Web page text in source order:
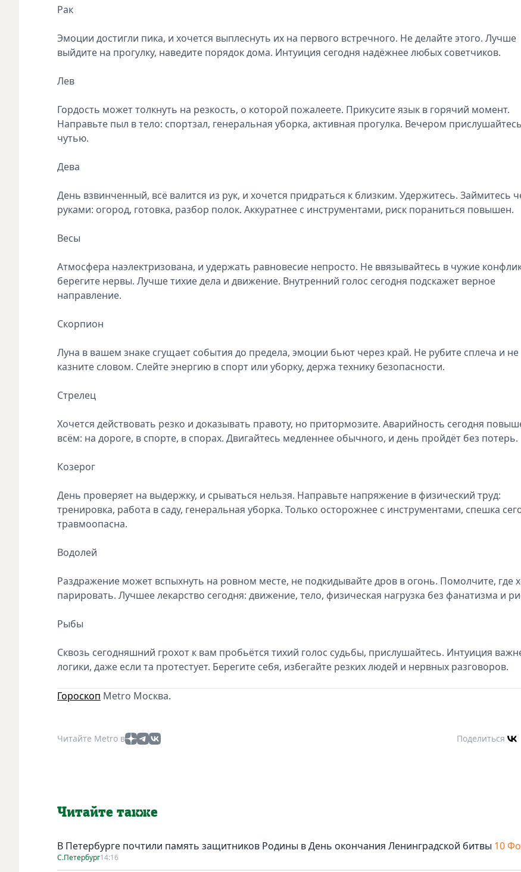
Рак
Эмоции достигли пика, и хочется выплеснуть их на первого встречного. Не делайте этого. Лучше
выйдите на прогулку, наведите порядок дома. Интуиция сегодня надёжнее любых советчиков.
Лев
Гордость может толкнуть на резкость, о которой пожалеете. Прикусите язык в горячий момент.
Направьте пыл в тело: спортзал, генеральная уборка, активная прогулка. Вечером
чутью.
Дева
День взвинченный, всё валится из рук, и хочется придраться к близким. Удержитесь. Займитесь
руками: огород, готовка, разбор полок. Аккуратнее с инструментами, риск пораниться повышен.
Весы
Атмосфера наэлектризована, и удержать равновесие непросто. Не ввязывайтесь в чужие
берегите нервы. Лучше тихие дела и движение. Внутренний голос сегодня подскажет верное
направление.
Скорпион
Луна в вашем знаке сгущает события до предела, эмоции бьют через край. Не рубите сплеча и не
казните словом. Слейте энергию в спорт или уборку, держа технику безопасности.
Стрелец
Хочется действовать резко и доказывать правоту, но притормозите. Аварийность сегодня
всём: на дороге, в спорте, в спорах. Двигайтесь медленнее обычного, и день пройдёт без потерь.
Козерог
День проверяет на выдержку, и срываться нельзя. Направьте напряжение в физический труд:
тренировка, работа в саду, генеральная уборка. Только осторожнее с инструментами, спешка
травмоопасна.
Водолей
Раздражение может вспыхнуть на ровном месте, не подкидывайте дров в огонь. Помолчите, где
парировать. Лучшее лекарство сегодня: движение, тело, физическая нагрузка без фанатизма и
Рыбы
Сквозь сегодняшний грохот к вам пробьётся тихий голос судьбы, прислушайтесь. Интуиция
логики, даже если та протестует. Берегите себя, избегайте резких людей и нервных разговоров.
Гороскоп Metro Москва.
Читайте Metro в Поделиться
Читайте также
В Петербурге почтили память защитников Родины в День окончания Ленинградской битвы 10
С.Петербург14:16